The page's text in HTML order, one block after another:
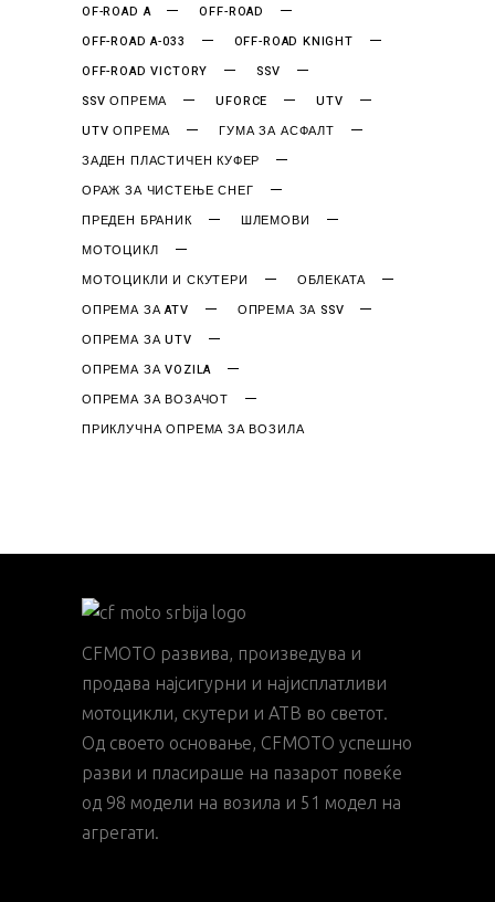
OF-ROAD A
OFF-ROAD
OFF-ROAD A-033
OFF-ROAD KNIGHT
OFF-ROAD VICTORY
SSV
SSV ОПРЕМА
UFORCE
UTV
UTV ОПРЕМА
ГУМА ЗА АСФАЛТ
ЗАДЕН ПЛАСТИЧЕН КУФЕР
ОРАЖ ЗА ЧИСТЕЊЕ СНЕГ
ПРЕДЕН БРАНИК
ШЛЕМОВИ
МОТОЦИКЛ
МОТОЦИКЛИ И СКУТЕРИ
ОБЛЕКАТА
ОПРЕМА ЗА ATV
ОПРЕМА ЗА SSV
ОПРЕМА ЗА UTV
ОПРЕМА ЗА VOZILA
ОПРЕМА ЗА ВОЗАЧОТ
ПРИКЛУЧНА ОПРЕМА ЗА ВОЗИЛА
CFMOTO развива, произведува и
продава најсигурни и најисплатливи
мотоцикли, скутери и АТВ во светот.
Од своето основање, CFMOTO успешно
разви и пласираше на пазарот повеќе
од 98 модели на возила и 51 модел на
агрегати.